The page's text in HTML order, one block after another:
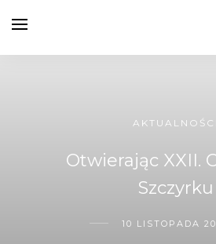
AKTUALNOŚCI
Otwierając XXII.
Szczyrku
10 LISTOPADA